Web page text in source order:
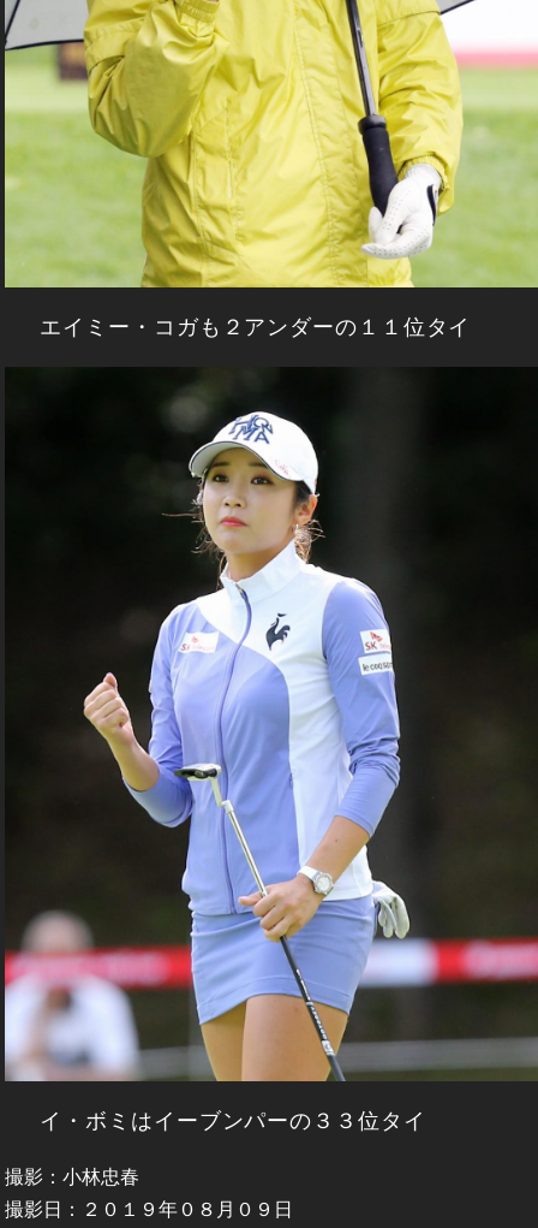
エイミー・コガも２アンダーの１１位タイ
イ・ボミはイーブンパーの３３位タイ
撮影：小林忠春
撮影日：２０１９年０８月０９日